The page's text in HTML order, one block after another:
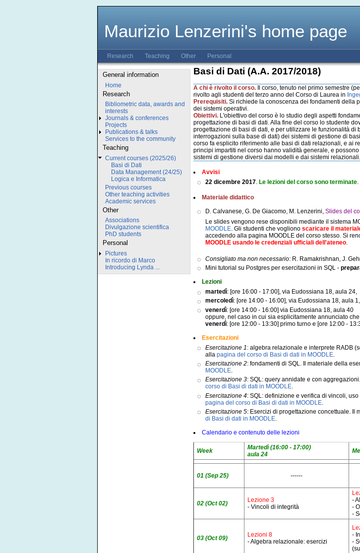
Maurizio Lenzerini's home page
Research Teaching Other Personal
General information
Home
Research
Bibliometric data, awards and
interests
Journals & conferences
Projects
Publications & talks
Services to the community
Teaching
Current courses (2025/26)
Basi di Dati
Data Management (24/25)
Logica e Informatica
Previous courses
Other teaching activities
Academic services
Other
Associations
Divulgazione scientifica
PhD students
Personal
Pictures
In ricordo di Marco
Introducing Lynda ...
Basi di Dati (A.A. 2017/2018)
A chi è rivolto il corso. Il corso, tenuto nel primo semestre
rivolto agli studenti del terzo anno del Corso di Laurea in
Prerequisiti. Si richiede la conoscenza dei fondamenti della
dei sistemi operativi.
Obiettivi. L'obiettivo del corso è lo studio degli aspetti
progettazione di basi di dati. Alla fine del corso lo studente
progettazione di basi di dati, e per utilizzare le funzionalità
interrogazioni sulla base di dati) dei sistemi di gestione di
corso fa esplicito riferimento alle basi di dati relazionali, e ai
principi impartiti nel corso hanno validità generale, e
sistemi di gestione diversi dai modelli e dai sistemi relazionali.
Avvisi
22 dicembre 2017 Le lezioni del corso sono terminate
Materiale didattico
D. Calvanese, G. De Giacomo, M. Lenzerini, Slides del
Le slides vengono rese disponibili mediante il sistema
MOODLE. Gli studenti che vogliono scaricare il
accedendo alla pagina MOODLE del corso stesso. Si
MOODLE usando le credenziali ufficiali dell'ateneo.
Consigliato ma non necessario: R. Ramakrishnan, J.
Mini tutorial su Postgres per esercitazioni in SQL -
Lezioni
martedì: [ore 16:00 - 17:00], via Eudossiana 18, aula 24,
mercoledì: [ore 14:00 - 16:00], via Eudossiana 18, aula 1,
venerdì: [ore 14:00 - 16:00] via Eudossiana 18, aula 40
oppure, nel caso in cui sia esplicitamente annunciato
venerdì: [ore 12:00 - 13:30] primo turno e [ore 12:00 -
Esercitazioni
Esercitazione 1: algebra relazionale e interprete RADB
alla pagina del corso di Basi di dati in MOODLE.
Esercitazione 2: fondamenti di SQL. Il materiale della
MOODLE.
Esercitazione 3: SQL: query annidate e con
corso di Basi di dati in MOODLE.
Esercitazione 4: SQL: definizione e verifica di vincoli,
pagina del corso di Basi di dati in MOODLE
Esercitazione 5: Esercizi di progettazione concettuale. Il
di Basi di dati in MOODLE.
Calendario e contenuto delle lezioni
Week
Martedì (16:00 - 17:00)
aula 24
01 (Sep 25) ------
02 (Oct 02)
Lezione 3
- Vincoli di integrità
-
-
-
03 (Oct 09)
Lezioni 8
- Algebra relazionale: esercizi
-
-